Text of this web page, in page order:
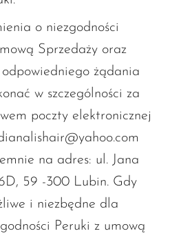
o niezgodności
Sprzedaży oraz
odpowiedniego żądania
w szczególności za
poczty elektronicznej
na adres: ul. Jana
59 -300 Lubin. Gdy
i niezbędne dla
Peruki z umową